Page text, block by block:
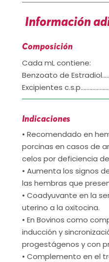
Información
Composición
Cada mL contiene:
Benzoato de
Excipientes
Indicaciones
• Recomendado en
porcinas en casos de
celos por deficiencia
• Aumenta los signos
las hembras que
• Coadyuvante en la
uterino a la oxitocina.
• En Bovinos como
inducción y
progestágenos y con
• Complemento en el